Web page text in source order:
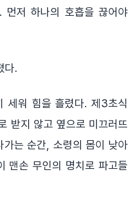
먼저 하나의 호흡을 끊어야
다.
세워 힘을 흘렸다. 제3초식
받지 않고 옆으로 미끄러뜨
는 순간, 소령의 몸이 낮아
맨손 무인의 명치로 파고들